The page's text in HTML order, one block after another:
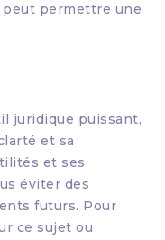
peut permettre une
juridique puissant,
et sa
et ses
éviter des
futurs. Pour
ce sujet ou